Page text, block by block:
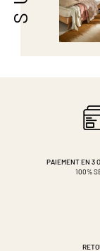
PAIEMENT EN 3
100%